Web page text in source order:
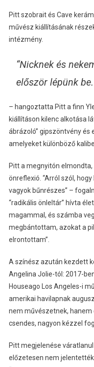
Pitt szobrait és Cave
művész kiállításának
intézmény.
“Nicknek és
először lépünk
– hangoztatta Pitt a finn
kiállításon kilenc alkotása
ábrázoló” gipszöntvény és
amelyeket különböző
Pitt a megnyitón
önreflexió. “Arról szól,
vagyok bűnrészes” –
“radikális önleltár” hívta
magammal, és számba
megbántottam, azokat a
elrontottam”.
A színész azután kezdett
Angelina Jolie-tól: 2017-
Houseago Los Angeles-i
amerikai havilapnak
nem művészetnek, hanem
csendes, nagyon kézzel
Pitt megjelenése
előzetesen nem